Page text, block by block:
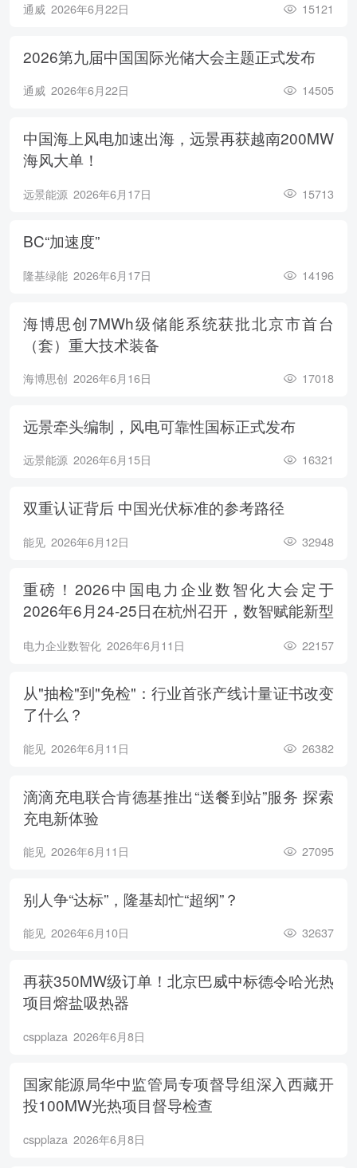
通威 2026年6月22日 15121
2026第九届中国国际光储大会主题正式发布
通威 2026年6月22日 14505
中国海上风电加速出海，远景再获越南200MW
海风大单！
远景能源 2026年6月17日 15713
BC“加速度”
隆基绿能 2026年6月17日 14196
海博思创7MWh级储能系统获批北京市首台
（套）重大技术装备
海博思创 2026年6月16日 17018
远景牵头编制，风电可靠性国标正式发布
远景能源 2026年6月15日 16321
双重认证背后 中国光伏标准的参考路径
能见 2026年6月12日 32948
重磅！2026中国电力企业数智化大会定于
2026年6月24-25日在杭州召开，数智赋能新型
电力企业数智化 2026年6月11日 22157
从"抽检"到"免检"：行业首张产线计量证书改变
了什么？
能见 2026年6月11日 26382
滴滴充电联合肯德基推出“送餐到站”服务 探索
充电新体验
能见 2026年6月11日 27095
别人争“达标”，隆基却忙“超纲”？
能见 2026年6月10日 32637
再获350MW级订单！北京巴威中标德令哈光热
项目熔盐吸热器
cspplaza 2026年6月8日
国家能源局华中监管局专项督导组深入西藏开
投100MW光热项目督导检查
cspplaza 2026年6月8日